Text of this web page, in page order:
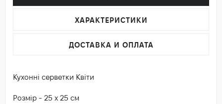
ХАРАКТЕРИСТИКИ
ДОСТАВКА И ОПЛАТА
Кухонні серветки Квіти
Розмір - 25 х 25 см